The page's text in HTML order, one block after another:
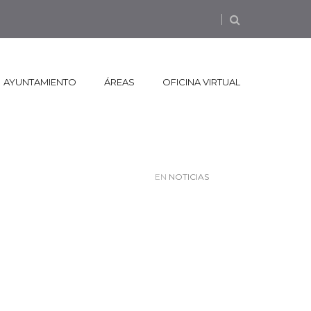
AYUNTAMIENTO ÁREAS OFICINA VIRTUAL
EN NOTICIAS